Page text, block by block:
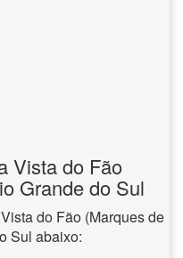
Vista do Fão
Grande do Sul
do Fão (Marques de
Sul abaixo: